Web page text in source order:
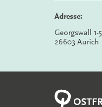
Adresse:
Georgswall 1-5
26603 Aurich